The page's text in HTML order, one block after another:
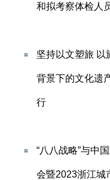
和拟考察体检人
坚持以文塑旅 以
背景下的文化遗
行
“八八战略”与中
会暨2023浙江城